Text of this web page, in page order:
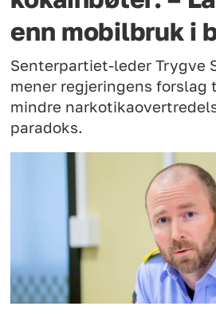
enn mobilbruk i
Senterpartiet-leder Trygve
mener regjeringens forslag
mindre
paradoks.